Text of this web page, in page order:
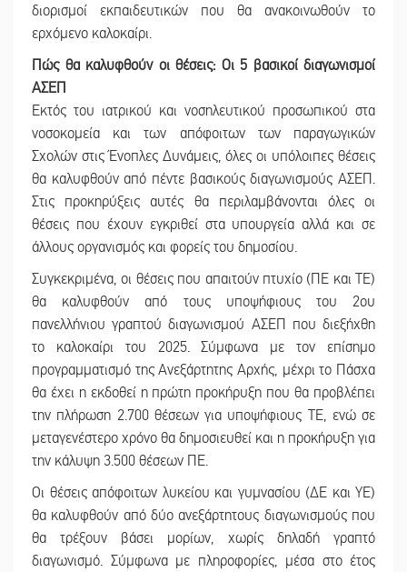
διορισμοί εκπαιδευτικών που θα ανακοινωθούν το
ερχόμενο καλοκαίρι.
Πώς θα καλυφθούν οι θέσεις: Οι 5 βασικοί διαγωνισμοί
ΑΣΕΠ
Εκτός του ιατρικού και νοσηλευτικού προσωπικού στα
νοσοκομεία και των απόφοιτων των παραγωγικών
Σχολών στις Ένοπλες Δυνάμεις, όλες οι υπόλοιπες θέσεις
θα καλυφθούν από πέντε βασικούς διαγωνισμούς ΑΣΕΠ.
Στις προκηρύξεις αυτές θα περιλαμβάνονται όλες οι
θέσεις που έχουν εγκριθεί στα υπουργεία αλλά και σε
άλλους οργανισμός και φορείς του δημοσίου.
Συγκεκριμένα, οι θέσεις που απαιτούν πτυχίο (ΠΕ και ΤΕ)
θα καλυφθούν από τους υποψήφιους του 2ου
πανελλήνιου γραπτού διαγωνισμού ΑΣΕΠ που διεξήχθη
το καλοκαίρι του 2025. Σύμφωνα με τον επίσημο
προγραμματισμό της Ανεξάρτητης Αρχής, μέχρι το Πάσχα
θα έχει η εκδοθεί η πρώτη προκήρυξη που θα προβλέπει
την πλήρωση 2.700 θέσεων για υποψήφιους ΤΕ, ενώ σε
μεταγενέστερο χρόνο θα δημοσιευθεί και η προκήρυξη για
την κάλυψη 3.500 θέσεων ΠΕ.
Οι θέσεις απόφοιτων λυκείου και γυμνασίου (ΔΕ και ΥΕ)
θα καλυφθούν από δύο ανεξάρτητους διαγωνισμούς που
θα τρέξουν βάσει μορίων, χωρίς δηλαδή γραπτό
διαγωνισμό. Σύμφωνα με πληροφορίες, μέσα στο έτος